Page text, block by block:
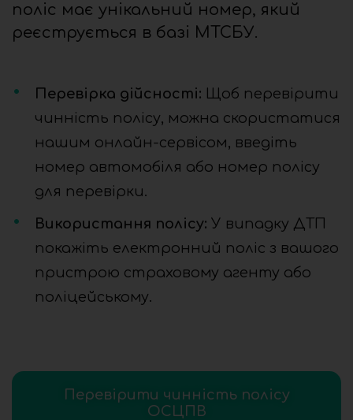
поліс має унікальний номер, який
реєструється в базі МТСБУ.
Перевірка дійсності: Щоб перевірити
чинність полісу, можна скористатися
нашим онлайн-сервісом, введіть
номер автомобіля або номер полісу
для перевірки.
Використання полісу: У випадку ДТП
покажіть електронний поліс з вашого
пристрою страховому агенту або
поліцейському.
Перевірити чинність полісу
ОСЦПВ